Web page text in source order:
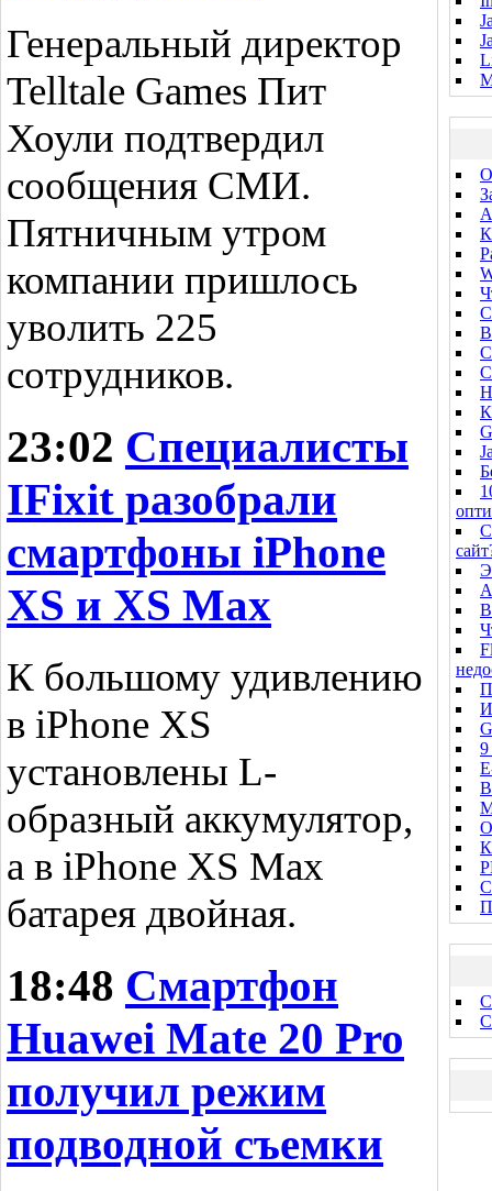
Генеральный директор
Telltale Games Пит
Хоули подтвердил
сообщения СМИ.
Пятничным утром
компании пришлось
уволить 225
сотрудников.
23:02 Специалисты
IFixit разобрали
смартфоны iPhone
XS и XS Max
К большому удивлению
в iPhone XS
установлены L-
образный аккумулятор,
а в iPhone XS Max
батарея двойная.
18:48 Смартфон
Huawei Mate 20 Pro
получил режим
подводной съемки
9